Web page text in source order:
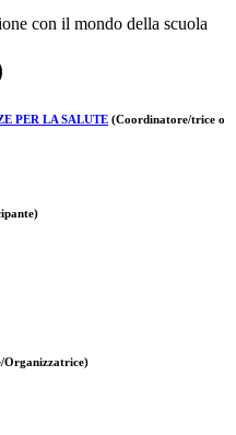
con il mondo della scuola
PER LA SALUTE (Coordinatore/trice o
Organizzatrice)